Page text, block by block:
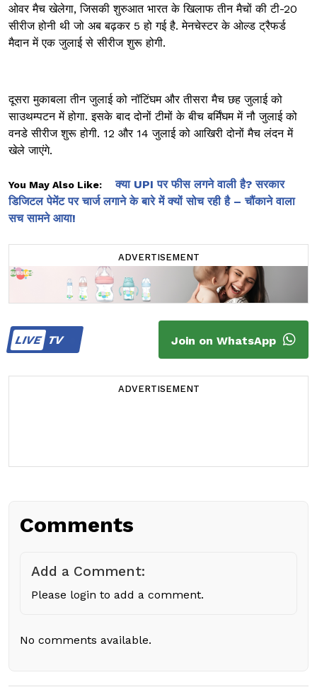
ओवर मैच खेलेगा, जिसकी शुरुआत भारत के खिलाफ तीन मैचों की टी-20
सीरीज होनी थी जो अब बढ़कर 5 हो गई है. मेनचेस्टर के ओल्ड ट्रैफर्ड
मैदान में एक जुलाई से सीरीज शुरू होगी.
दूसरा मुकाबला तीन जुलाई को नॉटिंघम और तीसरा मैच छह जुलाई को
साउथम्पटन में होगा. इसके बाद दोनों टीमों के बीच बर्मिंघम में नौ जुलाई को
वनडे सीरीज शुरू होगी. 12 और 14 जुलाई को आखिरी दोनों मैच लंदन में
खेले जाएंगे.
You May Also Like:
क्या UPI पर फीस लगने वाली है? सरकार
डिजिटल पेमेंट पर चार्ज लगाने के बारे में क्यों सोच रही है – चौंकाने वाला
सच सामने आया!
ADVERTISEMENT
LIVETV Join on WhatsApp
ADVERTISEMENT
Comments
Add a Comment:
Please login to add a comment.
No comments available.